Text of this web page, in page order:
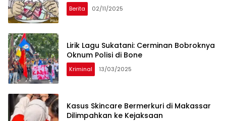
Berita 02/11/2025
Lirik Lagu Sukatani: Cerminan Bobroknya
Oknum Polisi di Bone
Kriminal 13/03/2025
Kasus Skincare Bermerkuri di Makassar
Dilimpahkan ke Kejaksaan